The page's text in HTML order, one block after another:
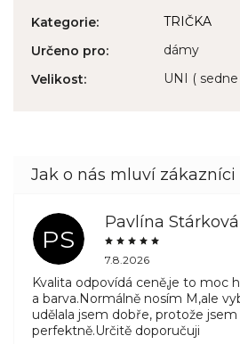
Kategorie:
TRIČKA
Určeno pro:
dámy
Velikost: UNI ( sedne
PS
Pavlína Stárková
7.8.2026
Kvalita odpovídá ceně,je to moc
a barva.Normálně nosím M,ale
udělala jsem dobře, protože jsem
perfektně.Určitě doporučuji